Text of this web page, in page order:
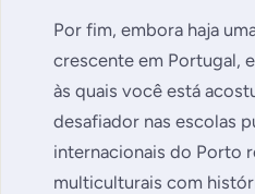
Por fim, embora haja
crescente em Portugal,
às quais você está
desafiador nas escolas
internacionais do Porto
multiculturais com